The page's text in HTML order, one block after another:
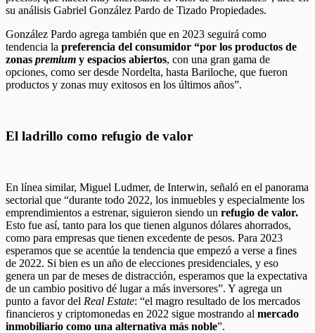
su análisis Gabriel González Pardo de Tizado Propiedades.
González Pardo agrega también que en 2023 seguirá como
tendencia la preferencia del consumidor “por los productos de
zonas premium y espacios abiertos, con una gran gama de
opciones, como ser desde Nordelta, hasta Bariloche, que fueron
productos y zonas muy exitosos en los últimos años”.
El ladrillo como refugio de valor
En línea similar, Miguel Ludmer, de Interwin, señaló en el panorama
sectorial que “durante todo 2022, los inmuebles y especialmente los
emprendimientos a estrenar, siguieron siendo un refugio de valor.
Esto fue así, tanto para los que tienen algunos dólares ahorrados,
como para empresas que tienen excedente de pesos. Para 2023
esperamos que se acentúe la tendencia que empezó a verse a fines
de 2022. Si bien es un año de elecciones presidenciales, y eso
genera un par de meses de distracción, esperamos que la expectativa
de un cambio positivo dé lugar a más inversores”. Y agrega un
punto a favor del Real Estate: “el magro resultado de los mercados
financieros y criptomonedas en 2022 sigue mostrando al mercado
inmobiliario como una alternativa más noble”.